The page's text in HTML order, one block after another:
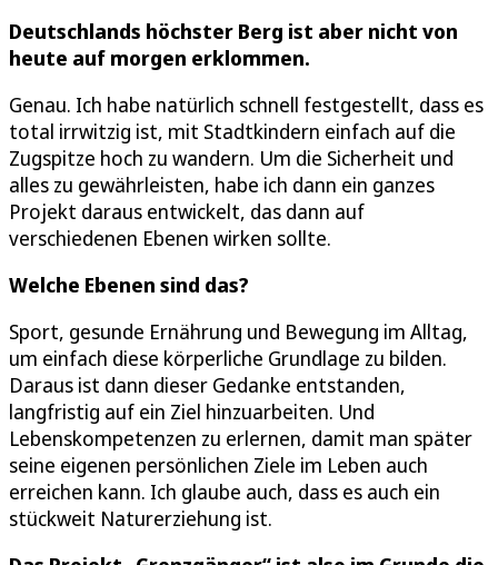
Deutschlands höchster Berg ist aber nicht von
heute auf morgen erklommen.
Genau. Ich habe natürlich schnell festgestellt, dass es
total irrwitzig ist, mit Stadtkindern einfach auf die
Zugspitze hoch zu wandern. Um die Sicherheit und
alles zu gewährleisten, habe ich dann ein ganzes
Projekt daraus entwickelt, das dann auf
verschiedenen Ebenen wirken sollte.
Welche Ebenen sind das?
Sport, gesunde Ernährung und Bewegung im Alltag,
um einfach diese körperliche Grundlage zu bilden.
Daraus ist dann dieser Gedanke entstanden,
langfristig auf ein Ziel hinzuarbeiten. Und
Lebenskompetenzen zu erlernen, damit man später
seine eigenen persönlichen Ziele im Leben auch
erreichen kann. Ich glaube auch, dass es auch ein
stückweit Naturerziehung ist.